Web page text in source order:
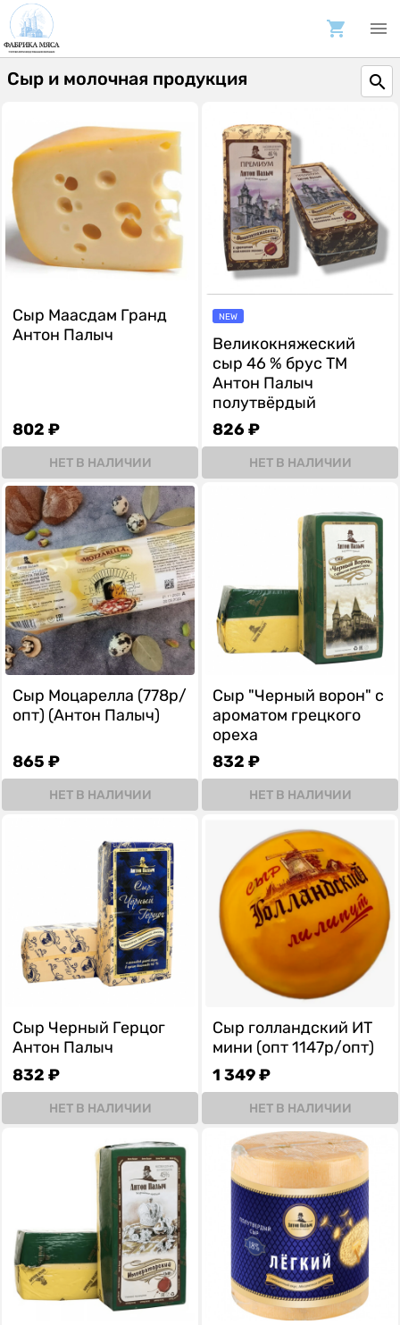
Сыр и молочная продукция
Сыр Маасдам Гранд
Антон Палыч
802 ₽
НЕТ В НАЛИЧИИ
NEW
Великокняжеский
сыр 46 % брус ТМ
Антон Палыч
полутвёрдый
826 ₽
НЕТ В НАЛИЧИИ
Сыр Моцарелла (778р/
опт) (Антон Палыч)
865 ₽
НЕТ В НАЛИЧИИ
Сыр "Черный ворон" с
ароматом грецкого
ореха
832 ₽
НЕТ В НАЛИЧИИ
Сыр Черный Герцог
Антон Палыч
832 ₽
НЕТ В НАЛИЧИИ
Сыр голландский ИТ
мини (опт 1147р/опт)
1 349 ₽
НЕТ В НАЛИЧИИ